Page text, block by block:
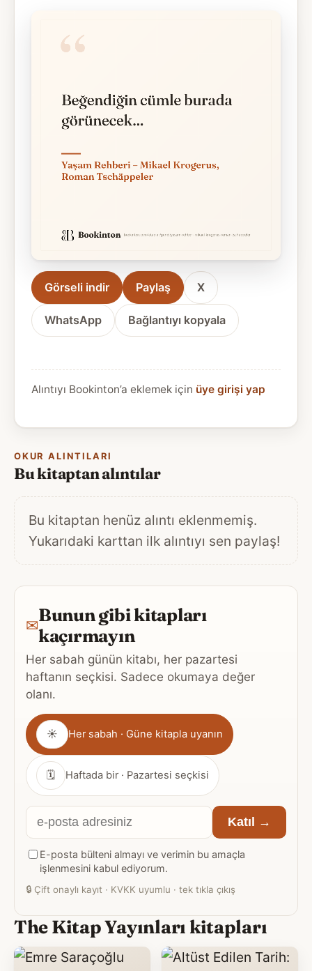
Görseli indir Paylaş X
WhatsApp Bağlantıyı kopyala
Alıntıyı Bookinton’a eklemek için üye girişi yap
OKUR ALINTILARI
Bu kitaptan alıntılar
Bu kitaptan henüz alıntı eklenmemiş.
Yukarıdaki karttan ilk alıntıyı sen paylaş!
✉Bunun gibi kitapları
kaçırmayın
Her sabah günün kitabı, her pazartesi
haftanın seçkisi. Sadece okumaya değer
olanı.
Gönderim
sıklığı
☀ Her sabah · Güne kitapla uyanın
🗓 Haftada bir · Pazartesi seçkisi
E-
posta
adresiniz
Katıl →
E-posta bülteni almayı ve verimin bu amaçla
işlenmesini kabul ediyorum.
🔒 Çift onaylı kayıt · KVKK uyumlu · tek tıkla çıkış
The Kitap Yayınları kitapları